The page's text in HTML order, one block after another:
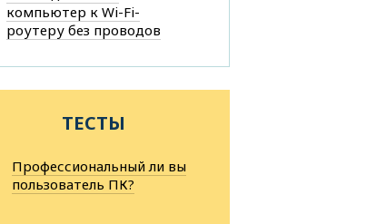
компьютер к Wi-Fi-
роутеру без проводов
ТЕСТЫ
Профессиональный ли вы
пользователь ПК?